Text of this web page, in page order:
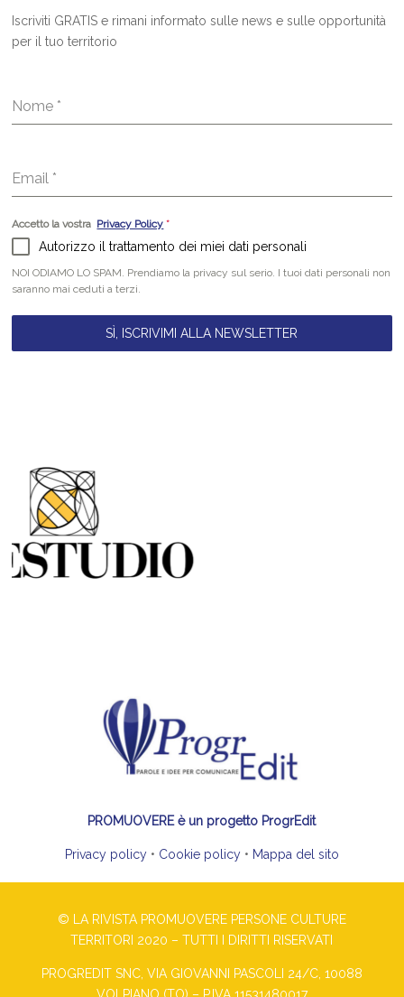
Iscriviti GRATIS e rimani informato sulle news e sulle opportunità
per il tuo territorio
Nome *
Email *
Accetto la vostra Privacy Policy *
Autorizzo il trattamento dei miei dati personali
NOI ODIAMO LO SPAM. Prendiamo la privacy sul serio. I tuoi dati personali non
saranno mai ceduti a terzi.
SÌ, ISCRIVIMI ALLA NEWSLETTER
PROMUOVERE è un progetto ProgrEdit
Privacy policy• Cookie policy• Mappa del sito
© LA RIVISTA PROMUOVERE PERSONE CULTURE
TERRITORI 2020 – TUTTI I DIRITTI RISERVATI
PROGREDIT SNC, VIA GIOVANNI PASCOLI 24/C, 10088